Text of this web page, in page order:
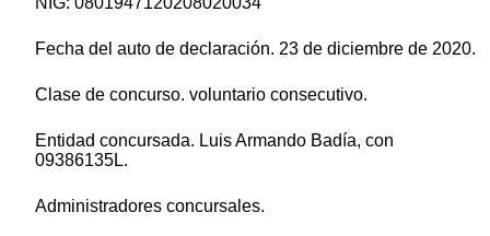
Fecha del auto de declaración. 23 de diciembre de 2020.
Clase de concurso. voluntario consecutivo.
Entidad concursada. Luis Armando Badía, con
09386135L.
Administradores concursales.